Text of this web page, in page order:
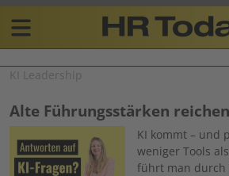
Skip
content
Plattform
für
Human
Resources
navigation
DE
KI Leadership
Alte Führungsstärken
KI kommt – und
weniger Tools
führt man durch